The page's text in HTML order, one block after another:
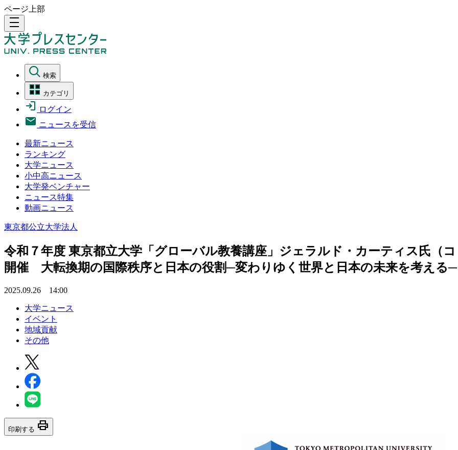
ページ上部
density_medium
検索
カテゴリ
ログイン
ニュースを受信
最新ニュース
ランキング
大学ニュース
小中高ニュース
大学発ベンチャー
ニュース特集
動画ニュース
東京都公立大学法人
令和７年度 東京都立大学「グローバル教養講座」ジェラルド・カーティス氏（
開催 大転換期の国際秩序と日本の役割─変わりゆく世界と日本の未来を考える─
2025.09.26 14:00
大学ニュース
イベント
地域貢献
その他
印刷する print